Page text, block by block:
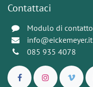
Contattaci
Modulo di contatto
info@eickemeyer.it
085 935 4078